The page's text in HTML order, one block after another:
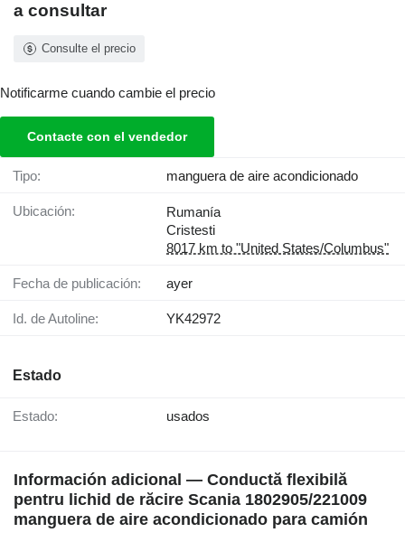
a consultar
Consulte el precio
Notificarme cuando cambie el precio
Contacte con el vendedor
Tipo: manguera de aire acondicionado
Ubicación:
Rumanía
Cristesti
8017 km to "United States/Columbus"
Fecha de publicación: ayer
Id. de Autoline: YK42972
Estado
Estado: usados
Información adicional — Conductă flexibilă
pentru lichid de răcire Scania 1802905/221009
manguera de aire acondicionado para camión